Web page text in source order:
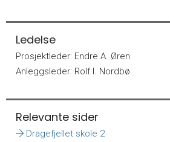
Ledelse
Prosjektleder: Endre A. Øren
Anleggsleder: Rolf I. Nordbø
Relevante sider
Dragefjellet skole 2